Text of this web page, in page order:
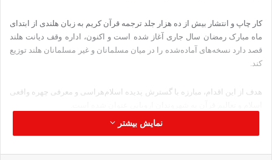
کار چاپ و انتشار بیش از ده هزار جلد ترجمه قرآن کریم به زبان هلندی از ابتدای
ماه مبارک رمضان سال جاری آغاز شده است و اکنون، اداره وقف دیانت هلند
قصد دارد نسخه‌های آماده‌شده را در میان مسلمانان و غیر مسلمانان هلند توزیع
کند.
هدف از این اقدام، مبارزه با گسترش پدیده اسلام‌هراسی و معرفی چهره واقعی
برگرفته از تابش
نمایش بیشتر